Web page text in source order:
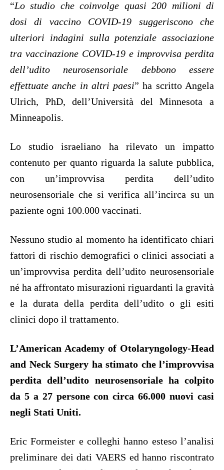
“Lo studio che coinvolge quasi 200 milioni di
dosi di vaccino COVID-19 suggeriscono che
ulteriori indagini sulla potenziale associazione
tra vaccinazione COVID-19 e improvvisa perdita
dell’udito neurosensoriale debbono essere
effettuate anche in altri paesi” ha scritto Angela
Ulrich, PhD, dell’Università del Minnesota a
Minneapolis.
Lo studio israeliano ha rilevato un impatto
contenuto per quanto riguarda la salute pubblica,
con un’improvvisa perdita dell’udito
neurosensoriale che si verifica all’incirca su un
paziente ogni 100.000 vaccinati.
Nessuno studio al momento ha identificato chiari
fattori di rischio demografici o clinici associati a
un’improvvisa perdita dell’udito neurosensoriale
né ha affrontato misurazioni riguardanti la gravità
e la durata della perdita dell’udito o gli esiti
clinici dopo il trattamento.
L’American Academy of Otolaryngology-Head
and Neck Surgery ha stimato che l’improvvisa
perdita dell’udito neurosensoriale ha colpito
da 5 a 27 persone con circa 66.000 nuovi casi
negli Stati Uniti.
Eric Formeister e colleghi hanno esteso l’analisi
preliminare dei dati VAERS ed hanno riscontrato